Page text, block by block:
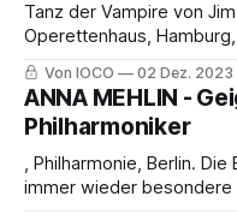
Tanz der Vampire von
Operettenhaus, Hamburg, 17.11.2023.
Vampire: Jugendhelden - wie
Untote mit demDrang zu
Persönlichkeiten mit
und Persönlichkeit. Diese
einem „Vampir“
Von IOCO 02 Dez. 2023
ANNA MEHLIN -
Philharmoniker
, Philharmonie, Berlin. Die Berliner Philharmoniker geben
immer wieder besondere